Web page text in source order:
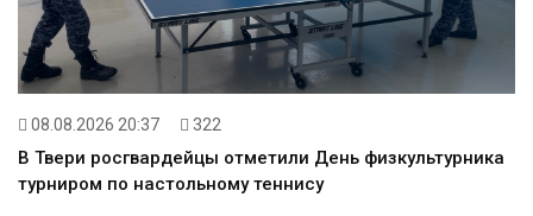
08.08.2026 20:37 322
В Твери росгвардейцы отметили День физкультурника
турниром по настольному теннису